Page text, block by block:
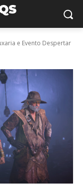
e Evento Despertar